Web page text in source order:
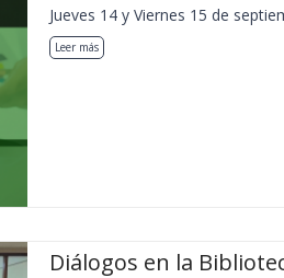
Jueves 14 y Viernes 15 de
Leer más
Diálogos en la